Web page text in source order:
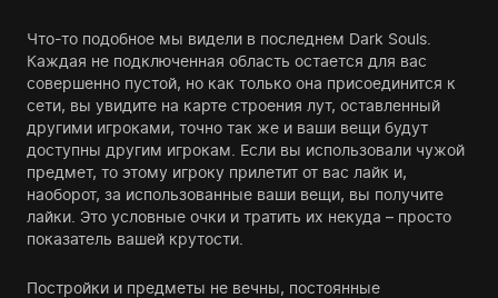
Что-то подобное мы видели в последнем Dark Souls.
Каждая не подключенная область остается для вас
совершенно пустой, но как только она присоединится к
сети, вы увидите на карте строения лут, оставленный
другими игроками, точно так же и ваши вещи будут
доступны другим игрокам. Если вы использовали чужой
предмет, то этому игроку прилетит от вас лайк и,
наоборот, за использованные ваши вещи, вы получите
лайки. Это условные очки и тратить их некуда – просто
показатель вашей крутости.
Постройки и предметы не вечны, постоянные